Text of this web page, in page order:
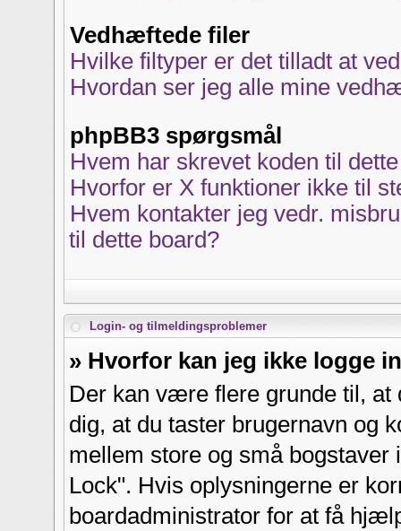
Vedhæftede filer
Hvilke filtyper er det tilladt at
Hvordan ser jeg alle mine
phpBB3 spørgsmål
Hvem har skrevet koden til
Hvorfor er X funktioner ikke til
Hvem kontakter jeg vedr.
til dette board?
Login- og tilmeldingsproblemer
» Hvorfor kan jeg ikke logge
Der kan være flere grunde til,
dig, at du taster brugernavn og
mellem store og små
Lock". Hvis oplysningerne er
boardadministrator for at få